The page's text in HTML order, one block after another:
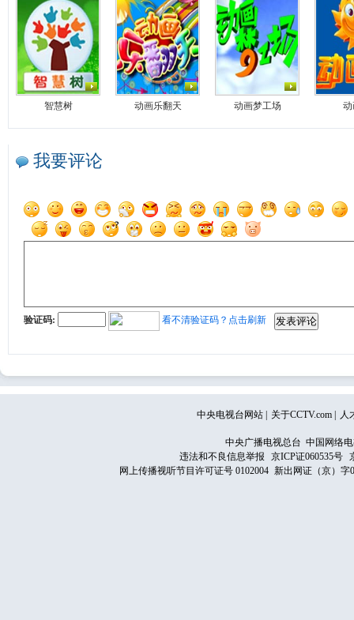
智慧树 动画乐翻天 动画梦工场 动
我要评论
验证码: 看不清验证码？点击刷新
中央电视台网站 关于CCTV.com 人
中央广播电视总台 中国网络
违法和不良信息举报
京ICP证060535号
网上传播视听节目许可证号 0102004 新出网证（京）